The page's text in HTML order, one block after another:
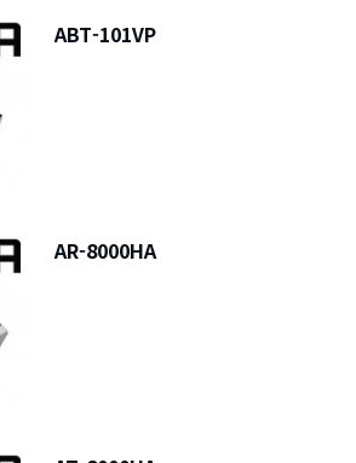
ABT-101VP
AR-8000HA